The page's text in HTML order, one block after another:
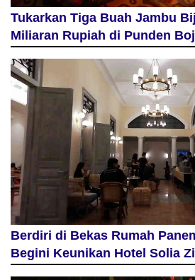
Tukarkan Tiga Buah Jambu
Miliaran Rupiah di Punden
Berdiri di Bekas Rumah
Begini Keunikan Hotel Solia